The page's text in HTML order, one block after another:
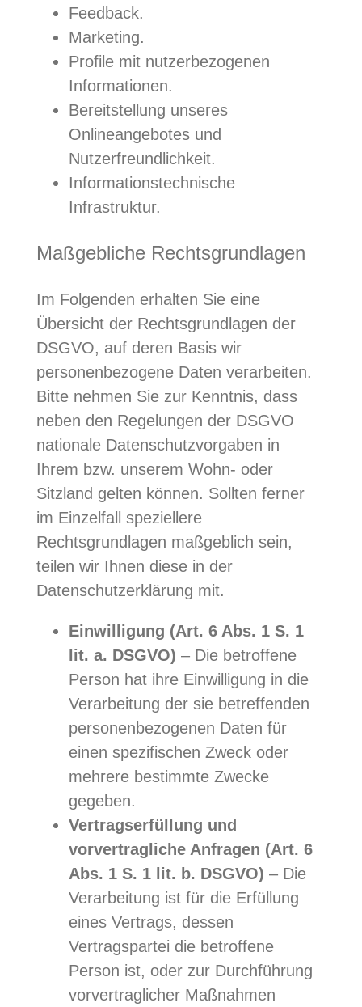
Feedback.
Marketing.
Profile mit nutzerbezogenen
Informationen.
Bereitstellung unseres
Onlineangebotes und
Nutzerfreundlichkeit.
Informationstechnische
Infrastruktur.
Maßgebliche Rechtsgrundlagen
Im Folgenden erhalten Sie eine
Übersicht der Rechtsgrundlagen der
DSGVO, auf deren Basis wir
personenbezogene Daten verarbeiten.
Bitte nehmen Sie zur Kenntnis, dass
neben den Regelungen der DSGVO
nationale Datenschutzvorgaben in
Ihrem bzw. unserem Wohn- oder
Sitzland gelten können. Sollten ferner
im Einzelfall speziellere
Rechtsgrundlagen maßgeblich sein,
teilen wir Ihnen diese in der
Datenschutzerklärung mit.
Einwilligung (Art. 6 Abs. 1 S. 1
lit. a. DSGVO) – Die betroffene
Person hat ihre Einwilligung in die
Verarbeitung der sie betreffenden
personenbezogenen Daten für
einen spezifischen Zweck oder
mehrere bestimmte Zwecke
gegeben.
Vertragserfüllung und
vorvertragliche Anfragen (Art. 6
Abs. 1 S. 1 lit. b. DSGVO) – Die
Verarbeitung ist für die Erfüllung
eines Vertrags, dessen
Vertragspartei die betroffene
Person ist, oder zur Durchführung
vorvertraglicher Maßnahmen